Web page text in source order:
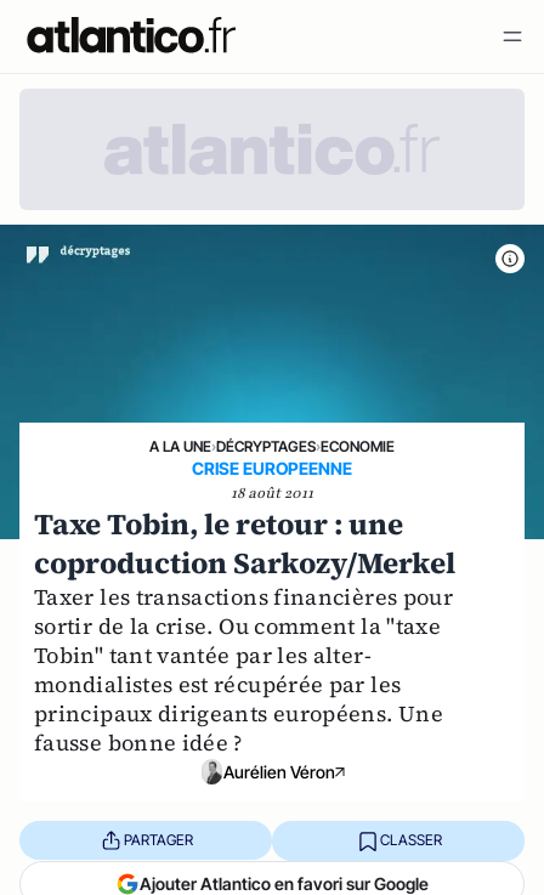
A LA UNE›DÉCRYPTAGES›ECONOMIE
CRISE EUROPEENNE
18 août 2011
Taxe Tobin, le retour : une
coproduction Sarkozy/Merkel
Taxer les transactions financières pour
sortir de la crise. Ou comment la "taxe
Tobin" tant vantée par les alter-
mondialistes est récupérée par les
principaux dirigeants européens. Une
fausse bonne idée ?
Aurélien Véron
PARTAGER CLASSER
Ajouter Atlantico en favori sur Google